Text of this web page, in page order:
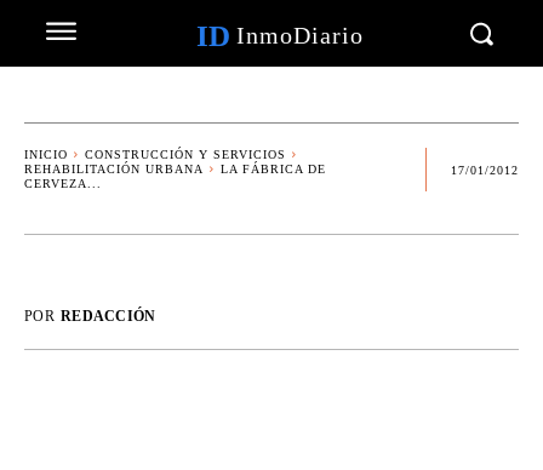
ID InmoDiario
INICIO
CONSTRUCCIÓN Y SERVICIOS
REHABILITACIÓN URBANA
LA FÁBRICA DE
CERVEZA...
17/01/2012
POR REDACCIÓN